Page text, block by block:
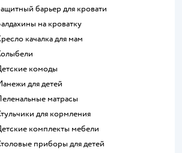
Защитный барьер для кровати
Балдахины на кроватку
Кресло качалка для мам
Колыбели
Детские комоды
Манежи для детей
Пеленальные матрасы
Стульчики для кормления
Детские комплекты мебели
Столовые приборы для детей